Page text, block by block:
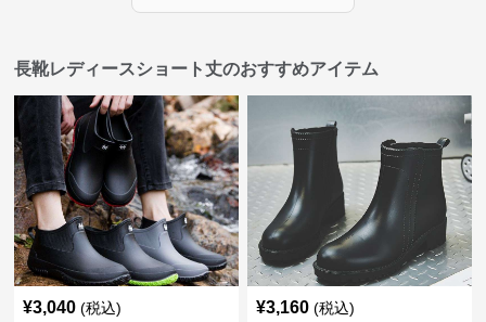
長靴レディースショート丈のおすすめアイテム
¥3,040 (税込) ¥3,160 (税込)